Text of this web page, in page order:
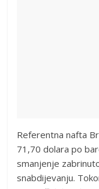
Referentna nafta
71,70 dolara po
smanjenje
snabdijevanju.